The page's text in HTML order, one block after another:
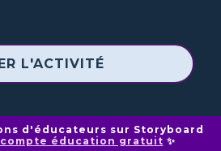
L'ACTIVITÉ
d'éducateurs sur Storyboard
compte éducation gratuit ✨